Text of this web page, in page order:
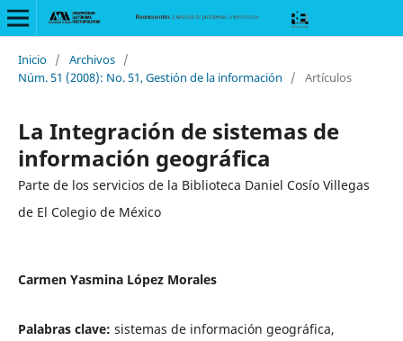
Inicio / Archivos /
Núm. 51 (2008): No. 51, Gestión de la información
/ Artículos
La Integración de sistemas de
información geográfica
Parte de los servicios de la Biblioteca Daniel Cosío Villegas
de El Colegio de México
Carmen Yasmina López Morales
Palabras clave: sistemas de información geográfica,